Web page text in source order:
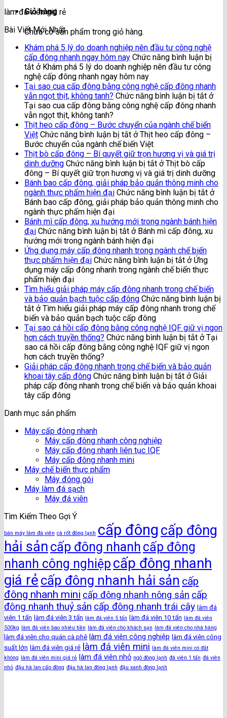
Giỏ hàng
Chưa có sản phẩm trong giỏ hàng.
làm đá viên giá rẻ
Bài Viết Mới Nhất
Khám phá 5 lý do doanh nghiệp nên đầu tư công nghệ
cấp đông nhanh ngay hôm nay Chức năng bình luận bị
tắt ở Khám phá 5 lý do doanh nghiệp nên đầu tư công
nghệ cấp đông nhanh ngay hôm nay
Tại sao cua cấp đông bằng công nghệ cấp đông nhanh
vẫn ngọt thịt, không tanh? Chức năng bình luận bị tắt ở
Tại sao cua cấp đông bằng công nghệ cấp đông nhanh
vẫn ngọt thịt, không tanh?
Thịt heo cấp đông – Bước chuyển của ngành chế biến
Việt Chức năng bình luận bị tắt ở Thịt heo cấp đông –
Bước chuyển của ngành chế biến Việt
Thịt bò cấp đông – Bí quyết giữ trọn hương vị và giá trị
dinh dưỡng Chức năng bình luận bị tắt ở Thịt bò cấp
đông – Bí quyết giữ trọn hương vị và giá trị dinh dưỡng
Bánh bao cấp đông, giải pháp bảo quản thông minh cho
ngành thực phẩm hiện đại Chức năng bình luận bị tắt ở
Bánh bao cấp đông, giải pháp bảo quản thông minh cho
ngành thực phẩm hiện đại
Bánh mì cấp đông, xu hướng mới trong ngành bánh hiện
đại Chức năng bình luận bị tắt ở Bánh mì cấp đông, xu
hướng mới trong ngành bánh hiện đại
Ứng dụng máy cấp đông nhanh trong ngành chế biến
thực phẩm hiện đại Chức năng bình luận bị tắt ở Ứng
dụng máy cấp đông nhanh trong ngành chế biến thực
phẩm hiện đại
Tìm hiểu giải pháp máy cấp đông nhanh trong chế biến
và bảo quản bạch tuộc cấp đông Chức năng bình luận bị
tắt ở Tìm hiểu giải pháp máy cấp đông nhanh trong chế
biến và bảo quản bạch tuộc cấp đông
Tại sao cá hồi cấp đông bằng công nghệ IQF giữ vị ngon
hơn cách truyền thống? Chức năng bình luận bị tắt ở Tại
sao cá hồi cấp đông bằng công nghệ IQF giữ vị ngon
hơn cách truyền thống?
Giải pháp cấp đông nhanh trong chế biến và bảo quản
khoai tây cấp đông Chức năng bình luận bị tắt ở Giải
pháp cấp đông nhanh trong chế biến và bảo quản khoai
tây cấp đông
Danh mục sản phẩm
Máy cấp đông nhanh
Máy cấp đông nhanh công nghiệp
Máy cấp đông nhanh liên tục IQF
Máy cấp đông nhanh mini
Máy chế biến thực phẩm
Máy đóng gói
Máy làm đá sạch
Máy đá viên
Tìm Kiếm Theo Gợi Ý
bán máy làm đá viên cà rốt đông lạnh cấp đông cấp đông
hải sản cấp đông nhanh cấp đông
nhanh công nghiệp cấp đông nhanh
giá rẻ cấp đông nhanh hải sản cấp
đông nhanh mini cấp đông nhanh nông sản cấp
đông nhanh thuỷ sản cấp đông nhanh trái cây làm đá
viên 1 tấn làm đá viên 3 tấn làm đá viên 5 tấn làm đá viên 10 tấn
làm đá viên
500kg
làm đá viên bao nhiêu tiền làm đá viên cho khách sạn làm đá viên cho nhà hàng
làm đá viên cho quán cà phê làm đá viên công nghiệp làm đá viên công
suất lớn làm đá viên giá rẻ làm đá viên mini
làm đá viên mini có đắt
không
làm đá viên mini giá rẻ làm đá viên nhỏ ngô đông lạnh đá viên 1 tấn đá viên
nhỏ đậu hà lan cấp đông đậu hà lan đông lạnh đậu xanh đông lạnh